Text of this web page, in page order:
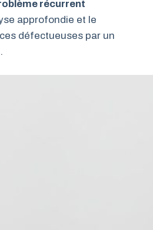
récurrent
approfondie et le
défectueuses par un